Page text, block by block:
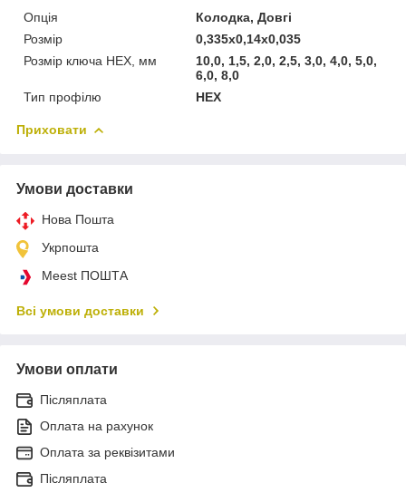
Опція
Колодка, Довгі
Розмір
0,335x0,14x0,035
Розмір ключа HEX, мм
10,0, 1,5, 2,0, 2,5, 3,0, 4,0, 5,0,
6,0, 8,0
Тип профілю
HEX
Приховати
Умови доставки
Нова Пошта
Укрпошта
Meest ПОШТА
Всі умови доставки
Умови оплати
Післяплата
Оплата на рахунок
Оплата за реквізитами
Післяплата